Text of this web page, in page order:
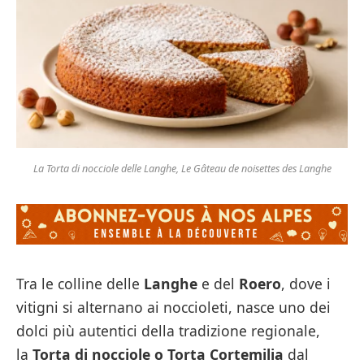
La Torta di nocciole delle Langhe, Le Gâteau de noisettes des Langhe
Tra le colline delle Langhe e del Roero, dove i
vitigni si alternano ai noccioleti, nasce uno dei
dolci più autentici della tradizione regionale,
la Torta di nocciole o Torta Cortemilia dal